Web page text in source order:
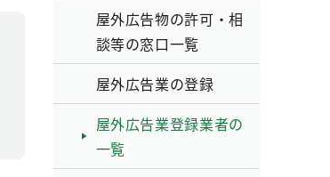
屋外広告物の許可・相
談等の窓口一覧
屋外広告業の登録
屋外広告業登録業者の
一覧